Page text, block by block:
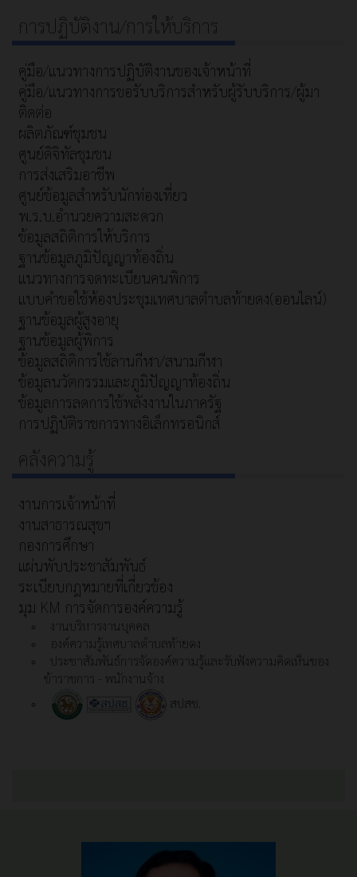
การปฏิบัติงาน/การให้บริการ
คู่มือ/แนวทางการปฏิบัติงานของเจ้าหน้าที่
คู่มือ/แนวทางการขอรับบริการสำหรับผู้รับบริการ/ผู้มา
ติดต่อ
ผลิตภัณฑ์ชุมชน
ศูนย์ดิจิทัลชุมชน
การส่งเสริมอาชีพ
ศูนย์ข้อมูลสำหรับนักท่องเที่ยว
พ.ร.บ.อำนวยความสะดวก
ข้อมูลสถิติการให้บริการ
ฐานข้อมูลภูมิปัญญาท้องถิ่น
แนวทางการจดทะเบียนคนพิการ
แบบคำขอใช้ห้องประชุมเทศบาลตำบลท้ายดง(ออนไลน์)
ฐานข้อมูลผู้สูงอายุ
ฐานข้อมูลผู้พิการ
ข้อมูลสถิติการใช้ลานกีฬา/สนามกีฬา
ข้อมูลนวัตกรรมและภูมิปัญญาท้องถิ่น
ข้อมูลการลดการใช้พลังงานในภาครัฐ
การปฏิบัติราชการทางอิเล็กทรอนิกส์
คลังความรู้
งานการเจ้าหน้าที่
งานสาธารณสุขฯ
กองการศึกษา
แผ่นพับประชาสัมพันธ์
ระเบียบกฎหมายที่เกี่ยวข้อง
มุม KM การจัดการองค์ความรู้
งานบริหารงานบุคคล
องค์ความรู้เทศบาลตำบลท้ายดง
ประชาสัมพันธ์การจัดองค์ความรู้และรับฟังความคิดเห็นของ
ข้าราชการ - พนักงานจ้าง
สปสช.